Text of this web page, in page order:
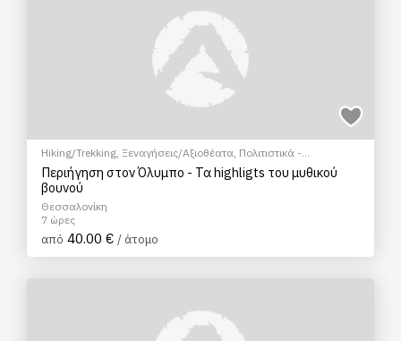
Hiking/Trekking, Ξεναγήσεις/Αξιοθέατα, Πολιτιστικά -
Πολιτισμικά
Περιήγηση στον Όλυμπο - Τα highligts του μυθικού
βουνού
Θεσσαλονίκη
7 ώρες
από 40.00 € / άτομο